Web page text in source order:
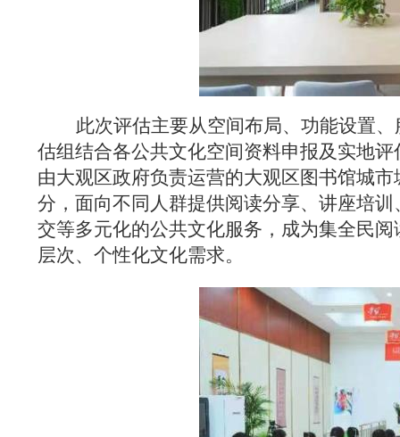
此次评估主要从空间布局、功能设置
估组结合各公共文化空间资料申报及实地评
由大观区政府负责运营的大观区图书馆城
分，面向不同人群提供阅读分享、讲座培
交等多元化的公共文化服务，成为集全民
层次、个性化文化需求。